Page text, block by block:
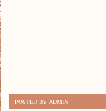
POSTED BY ADMIN